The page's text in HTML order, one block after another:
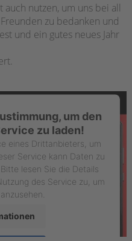
nutzen, um uns bei all
zu bedanken und
und ein gutes neues Jahr
um den
zu laden!
eines Drittanbieters, um
Service kann Daten zu
lesen Sie die Details
des Service zu, um